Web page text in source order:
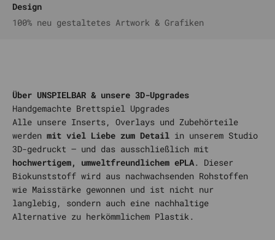
Design
100% neu gestaltetes Artwork & Grafiken
Über UNSPIELBAR & unsere 3D-Upgrades
Alle unsere Inserts, Overlays und Zubehörteile
werden mit viel Liebe zum Detail in unserem Studio
3D-gedruckt – und das ausschließlich mit
hochwertigem, umweltfreundlichem ePLA. Dieser
Biokunststoff wird aus nachwachsenden Rohstoffen
wie Maisstärke gewonnen und ist nicht nur
langlebig, sondern auch eine nachhaltige
Alternative zu herkömmlichem Plastik.